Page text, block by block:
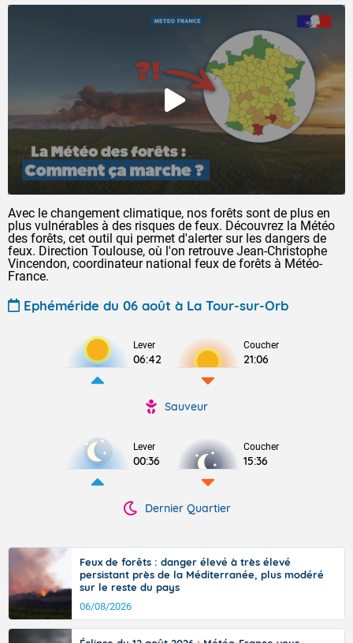
Avec le changement climatique, nos forêts sont de plus en
plus vulnérables à des risques de feux. Découvrez la Météo
des forêts, cet outil qui permet d'alerter sur les dangers de
feux. Direction Toulouse, où l'on retrouve Jean-Christophe
Vincendon, coordinateur national feux de forêts à Météo-
France.
Ephéméride du 06 août à La Tour-sur-Orb
Lever
06:42
Coucher
21:06
Sauveur
Lever
00:36
Coucher
15:36
Dernier Quartier
Feux de forêts : danger élevé à très élevé
persistant près de la Méditerranée, plus modéré
sur le reste du pays
06/08/2026